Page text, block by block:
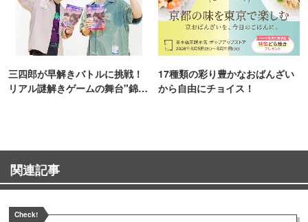
三四郎が早解きバトルに挑戦！
リアル謎解きゲームの舞台"錦糸
17種類の彩り豊かなおばんざい
から自由にチョイス！
関連記事
Check!